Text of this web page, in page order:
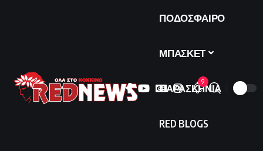
ΠΟΔΟΣΦΑΙΡΟ
ΜΠΑΣΚΕΤ
ΠΑΡΑΣΚΗΝΙΑ
RED BLOGS
9